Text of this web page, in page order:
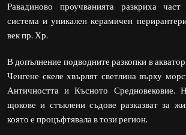
Равадиново проучванията разкриха
система и уникален керамичен
век пр. Хр.
В допълнение подводните разкопки в
Ченгене скеле хвърлят светлина върху
Античността и Късното Средновековие.
щокове и стъклени съдове разказват за
която е процъфтявала в този регион.